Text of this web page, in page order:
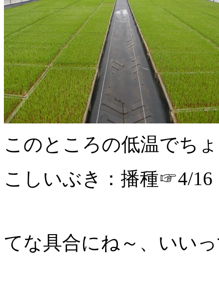
このところの低温でち
こしいぶき：播種☞4/
てな具合にね～、いい